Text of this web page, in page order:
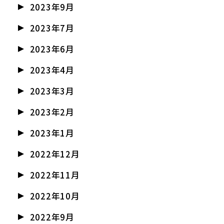
2023年9月
2023年7月
2023年6月
2023年4月
2023年3月
2023年2月
2023年1月
2022年12月
2022年11月
2022年10月
2022年9月